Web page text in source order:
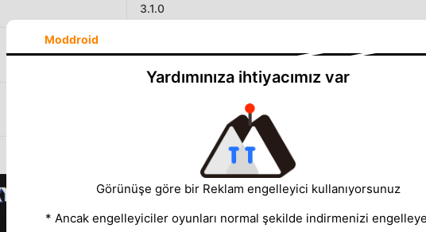
3.1.0
Moddroid
Yardımınıza ihtiyacımız var
Görünüşe göre bir Reklam engelleyici kullanıyorsunuz
* Ancak engelleyiciler oyunları normal şekilde indirmenizi